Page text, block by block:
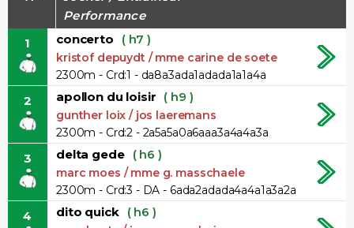
Performance
1
concerto ( h7 )
kristof depuydt / mme carine de soete
2300m - Crd:1 - da8a3ada1adada1a1a4a
2 apollon du loisir ( h9 )
gunther loix / jos laeremans
2300m - Crd:2 - 2a5a5a0a6aaa3a4a4a3a
3 delta gede ( h6 )
marc moes / mme g. masschaele
2300m - Crd:3 - DA - 6ada2adada4a4a1a3a2a
4 dito quick ( h6 )